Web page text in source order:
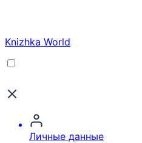
Knizhka World
Личные данные